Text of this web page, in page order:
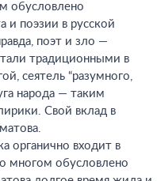
обусловлено
и поэзии в русской
поэт и зло —
традиционными в
сеятель “разумного,
народа — таким
Свой вклад в
органично входит в
многом обусловлено